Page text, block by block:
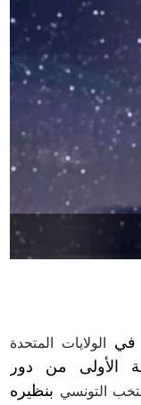
الولايات المتحدة
الأولى من دور
التونسي بنظيره